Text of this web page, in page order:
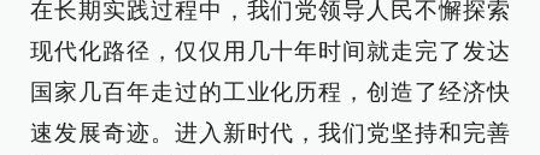
在长期实践过程中，我们党领导人民不懈探索
现代化路径，仅仅用几十年时间就走完了发达
国家几百年走过的工业化历程，创造了经济快
速发展奇迹。进入新时代，我们党坚持和完善